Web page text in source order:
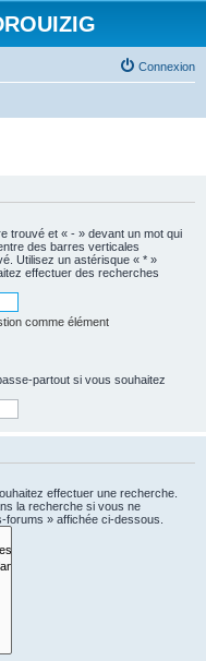
Connexion
trouvé et « - » devant un mot qui
des barres verticales
Utilisez un astérisque « * »
effectuer des recherches
comme élément
partout si vous souhaitez
effectuer une recherche.
la recherche si vous ne
» affichée ci-dessous.